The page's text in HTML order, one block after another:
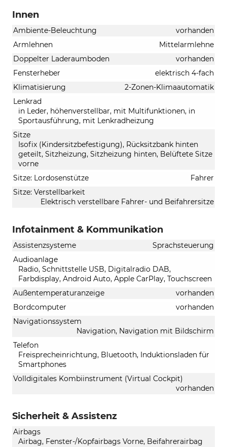
Innen
Ambiente-Beleuchtung
vorhanden
Armlehnen
Mittelarmlehne
Doppelter Laderaumboden
vorhanden
Fensterheber
elektrisch 4-fach
Klimatisierung
2-Zonen-Klimaautomatik
Lenkrad
in Leder, höhenverstellbar, mit Multifunktionen, in
Sportausführung, mit Lenkradheizung
Sitze
Isofix (Kindersitzbefestigung), Rücksitzbank hinten
geteilt, Sitzheizung, Sitzheizung hinten, Belüftete Sitze
vorne
Sitze: Lordosenstütze
Fahrer
Sitze: Verstellbarkeit
Elektrisch verstellbare Fahrer- und Beifahrersitze
Infotainment & Kommunikation
Assistenzsysteme
Sprachsteuerung
Audioanlage
Radio, Schnittstelle USB, Digitalradio DAB,
Farbdisplay, Android Auto, Apple CarPlay, Touchscreen
Außentemperaturanzeige
vorhanden
Bordcomputer
vorhanden
Navigationssystem
Navigation, Navigation mit Bildschirm
Telefon
Freisprecheinrichtung, Bluetooth, Induktionsladen für
Smartphones
Volldigitales Kombiinstrument (Virtual Cockpit)
vorhanden
Sicherheit & Assistenz
Airbags
Airbag, Fenster-/Kopfairbags Vorne, Beifahrerairbag